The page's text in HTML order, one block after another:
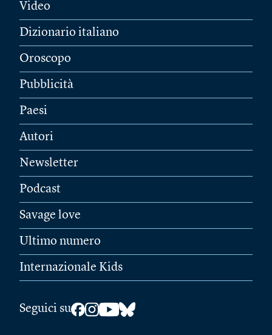
Video
Dizionario italiano
Oroscopo
Pubblicità
Paesi
Autori
Newsletter
Podcast
Savage love
Ultimo numero
Internazionale Kids
Seguici su